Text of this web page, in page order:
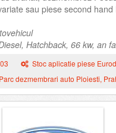
sau piese second
Hatchback, 66 kw, an
Stoc aplicatie piese
Parc dezmembrari auto Ploiesti,